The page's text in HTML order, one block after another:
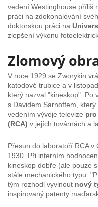
vedení Westinghouse příliš
práci na zdokonalování
doktorskou práci na
zlepšení výkonu
Zlomový
V roce 1929 se Zworykin
katodové trubice a v
který nazval "kineskop". Po
s Davidem Sarnoffem,
vedením vývoje televize
(RCA) v jejích továrnách a
Přesun do laboratoří RCA
1930. Při interním
kineskop dobře (ale pouze
stále mechanického typu.
tým rozhodl vyvinout nový
inspirovaný patenty